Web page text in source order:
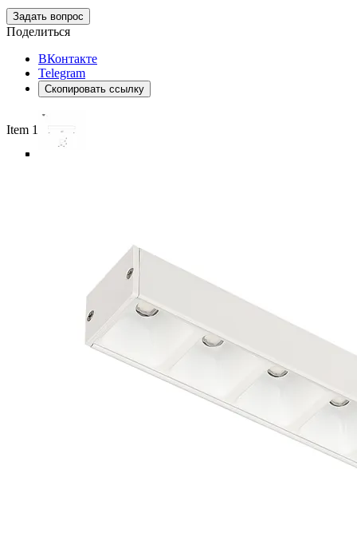
Задать вопрос
Поделиться
ВКонтакте
Telegram
Скопировать ссылку
Item 1 of 6